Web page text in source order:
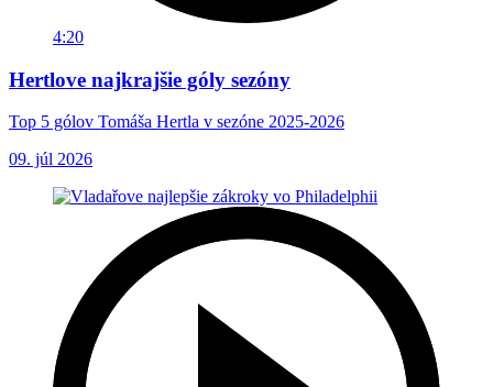
4:20
Hertlove najkrajšie góly sezóny
Top 5 gólov Tomáša Hertla v sezóne 2025-2026
09. júl 2026